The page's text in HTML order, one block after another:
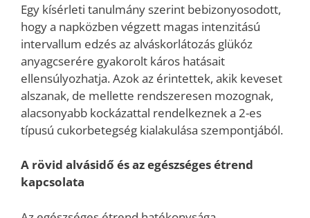
Egy kísérleti tanulmány szerint bebizonyosodott,
hogy a napközben végzett magas intenzitású
intervallum edzés az alváskorlátozás glükóz
anyagcserére gyakorolt káros hatásait
ellensúlyozhatja. Azok az érintettek, akik keveset
alszanak, de mellette rendszeresen mozognak,
alacsonyabb kockázattal rendelkeznek a 2-es
típusú cukorbetegség kialakulása szempontjából.
A rövid alvásidő és az egészséges étrend
kapcsolata